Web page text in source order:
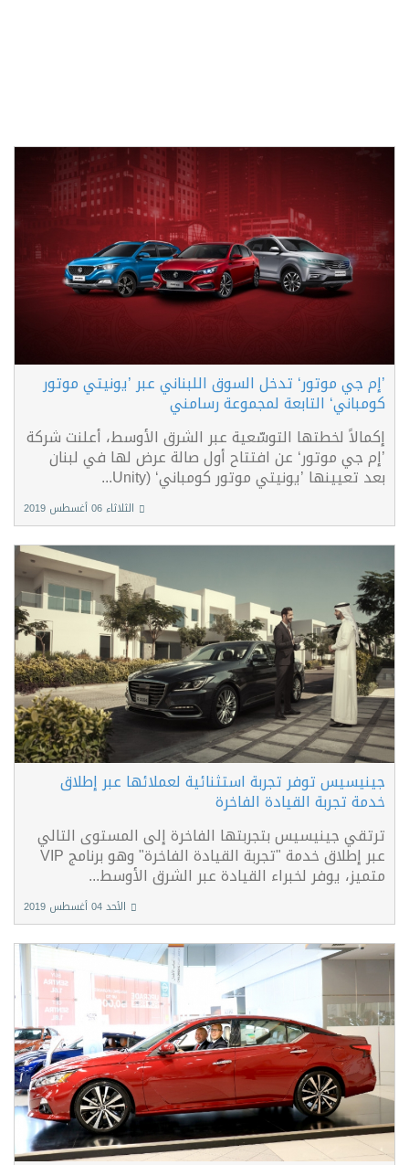
’إم جي موتور‘ تدخل السوق اللبناني عبر ’يونيتي موتور
كومباني‘ التابعة لمجموعة رسامني
إكمالاً لخطتها التوسّعية عبر الشرق الأوسط، أعلنت شركة
’إم جي موتور‘ عن افتتاح أول صالة عرض لها في لبنان
بعد تعيينها ’يونيتي موتور كومباني‘ (Unity...
الثلاثاء 06 أغسطس 2019
جينيسيس توفر تجربة استثنائية لعملائها عبر إطلاق
خدمة تجربة القيادة الفاخرة
ترتقي جينيسيس بتجربتها الفاخرة إلى المستوى التالي
عبر إطلاق خدمة "تجربة القيادة الفاخرة" ​​وهو برنامج VIP
متميز، يوفر لخبراء القيادة عبر الشرق الأوسط...
الأحد 04 أغسطس 2019